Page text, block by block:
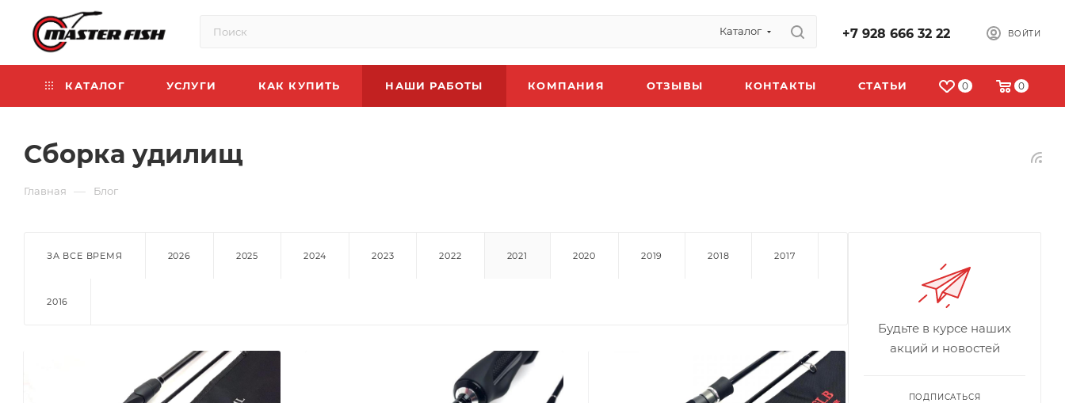
Каталог +7 928 666 32 22 ВОЙТИ
0 0
КАТАЛОГ УСЛУГИ КАК КУПИТЬ НАШИ РАБОТЫ КОМПАНИЯ ОТЗЫВЫ КОНТАКТЫ СТАТЬИ
Сборка удилищ
Главная — Блог
ЗА ВСЕ ВРЕМЯ 2026 2025 2024 2023 2022 2021 2020 2019 2018 2017
2016
Будьте в курсе наших
акций и новостей
ПОДПИСАТЬСЯ